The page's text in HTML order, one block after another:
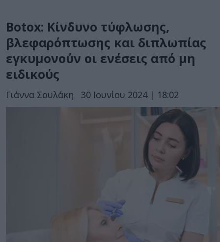
Botox: Κίνδυνο τύφλωσης,
βλεφαρόπτωσης και διπλωπίας
εγκυμονούν οι ενέσεις από μη
ειδικούς
Γιάννα Σουλάκη 30 Ιουνίου 2024 | 18:02